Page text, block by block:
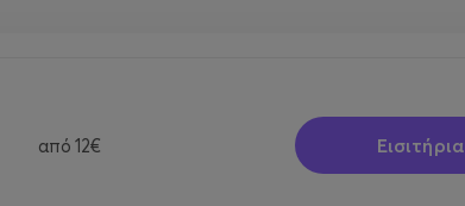
από 12€ Εισιτήρια